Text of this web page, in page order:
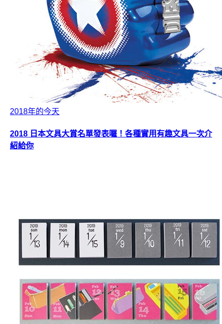
2018年的今天
2018 日本文具大賞名單發表囉！各種實用有趣文具一次介
紹給你